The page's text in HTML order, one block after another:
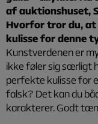
af auktionshuset,
Hvorfor tror du, at
kulisse for denne
Kunstverdenen er
ikke føler sig særligt
perfekte kulisse for
falsk? Det kan du
karakterer. Godt